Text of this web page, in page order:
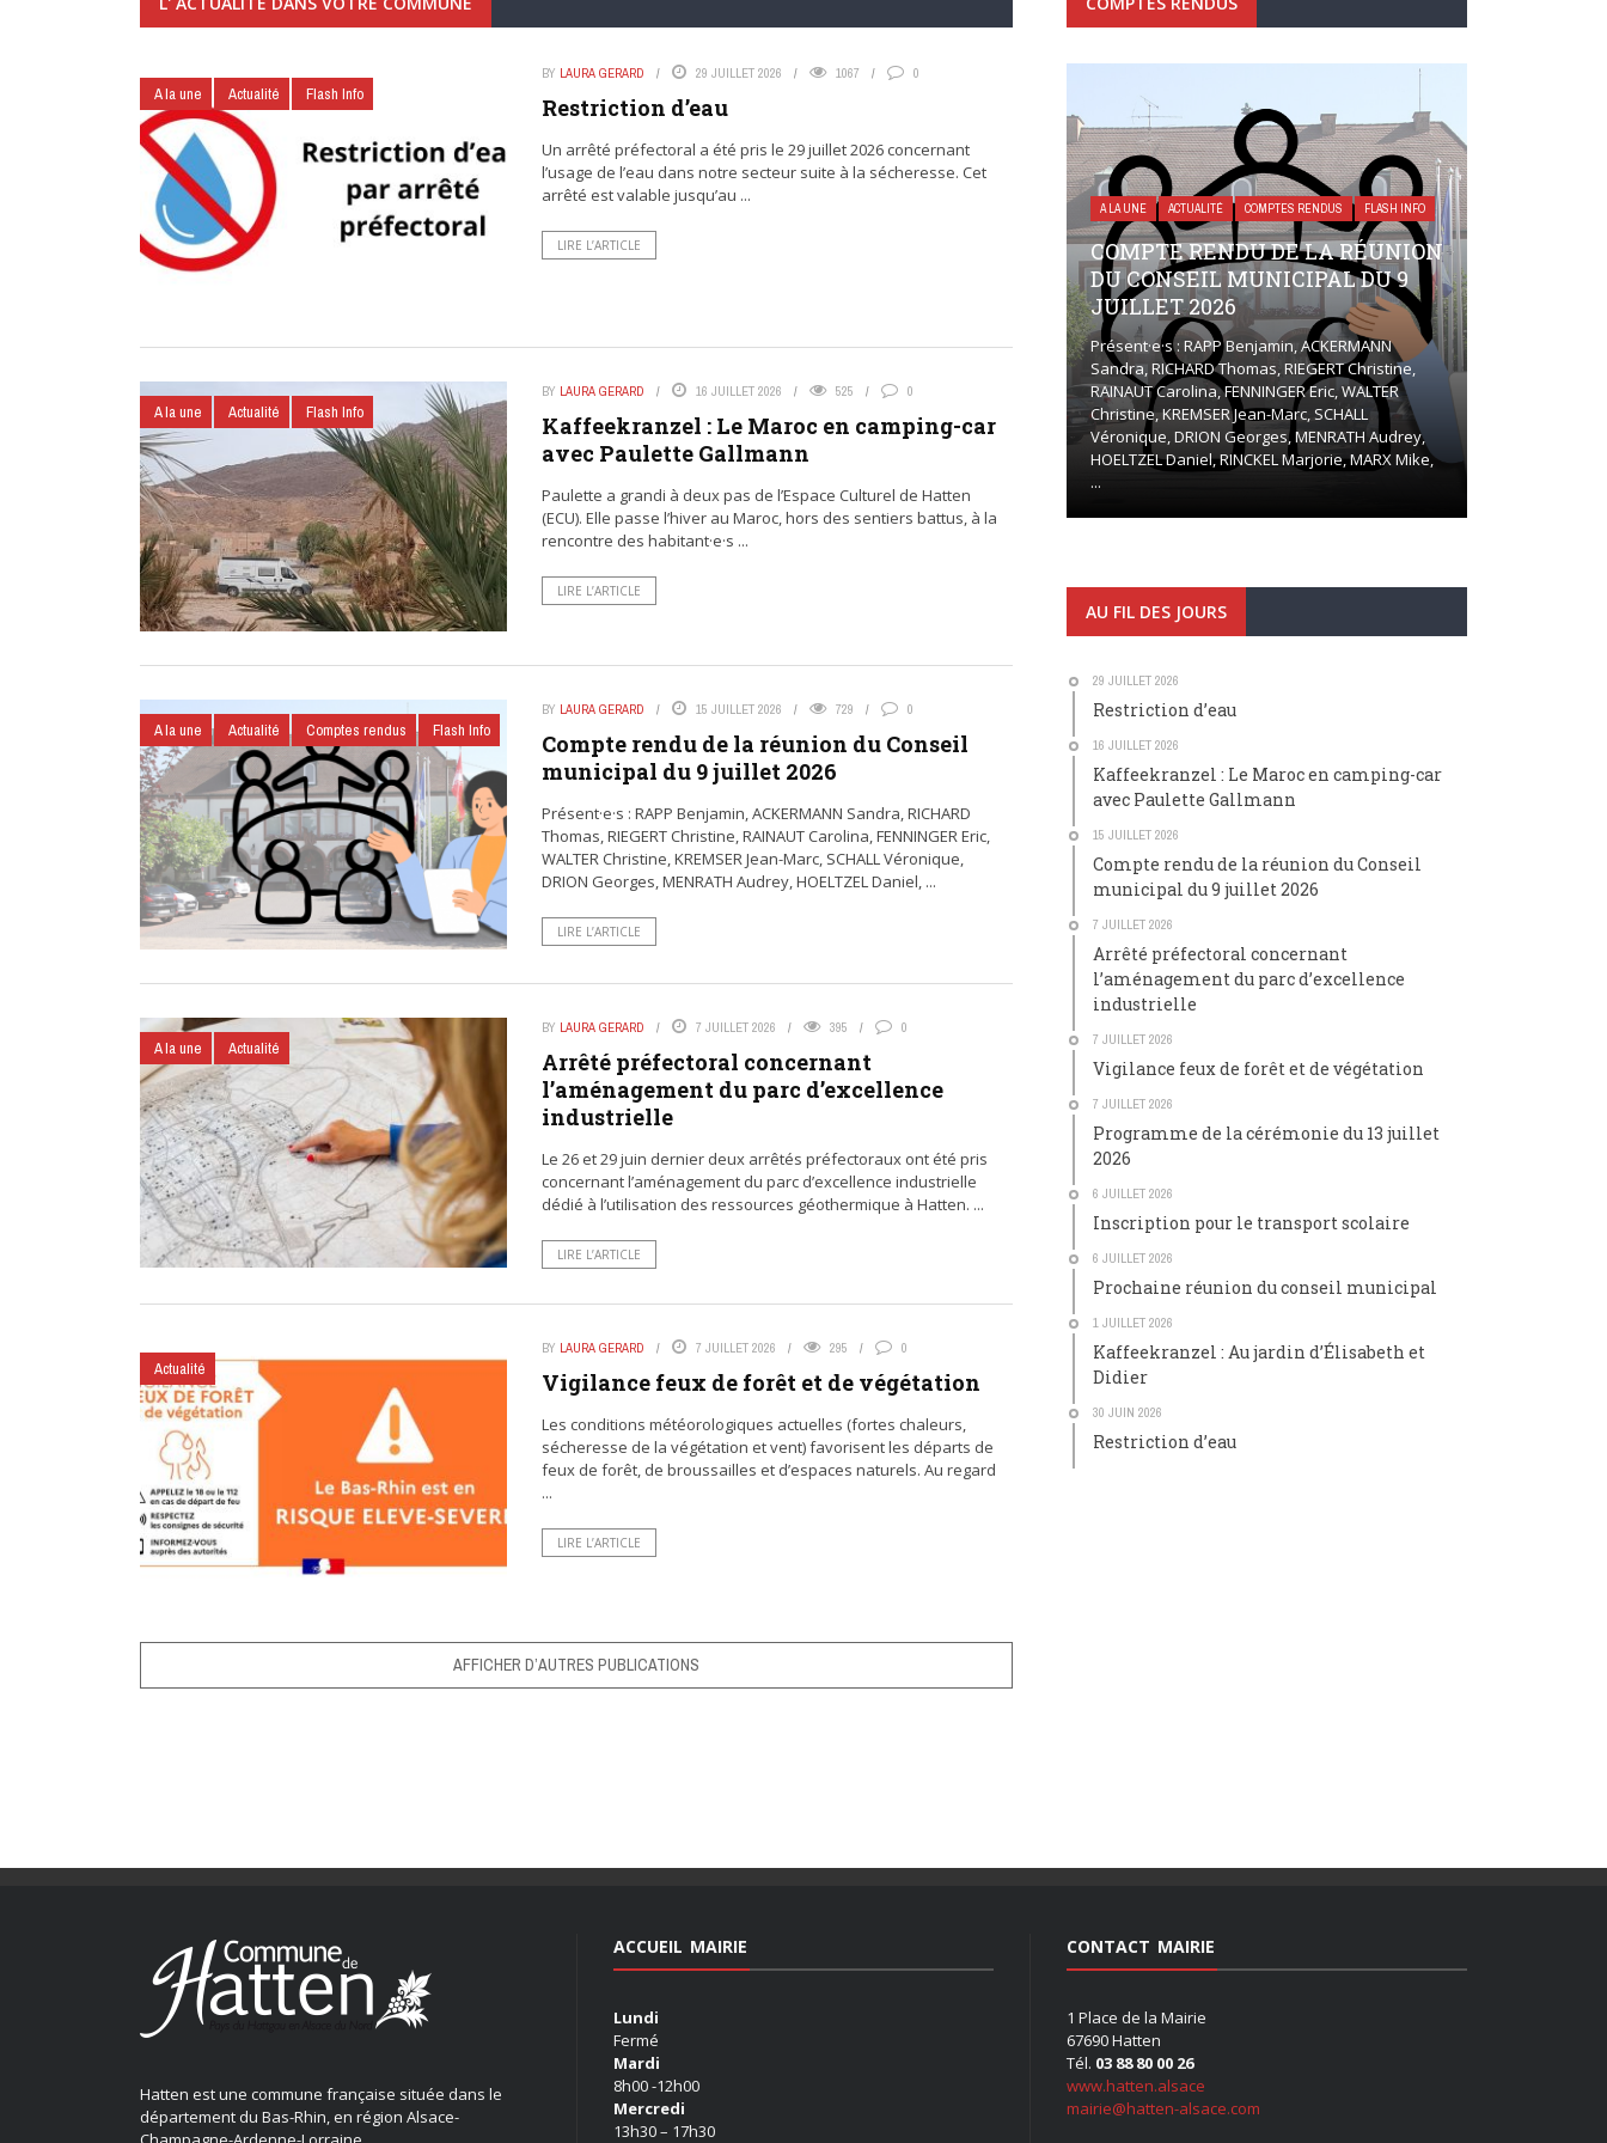
A la une Actualité Flash Info
BY LAURA GERARD 29 JUILLET 2026 1067 0
Restriction d’eau
Un arrêté préfectoral a été pris le 29 juillet 2026 concernant
l’usage de l’eau dans notre secteur suite à la sécheresse. Cet
arrêté est valable jusqu’au ...
LIRE L’ARTICLE
A la une Actualité Flash Info
BY LAURA GERARD 16 JUILLET 2026 525 0
Kaffeekranzel : Le Maroc en camping-car
avec Paulette Gallmann
Paulette a grandi à deux pas de l’Espace Culturel de Hatten
(ECU). Elle passe l’hiver au Maroc, hors des sentiers battus, à la
rencontre des habitant·e·s ...
LIRE L’ARTICLE
A la une Actualité Comptes rendus Flash Info
BY LAURA GERARD 15 JUILLET 2026 729 0
Compte rendu de la réunion du Conseil
municipal du 9 juillet 2026
Présent·e·s : RAPP Benjamin, ACKERMANN Sandra, RICHARD
Thomas, RIEGERT Christine, RAINAUT Carolina, FENNINGER Eric,
WALTER Christine, KREMSER Jean-Marc, SCHALL Véronique,
DRION Georges, MENRATH Audrey, HOELTZEL Daniel, ...
LIRE L’ARTICLE
A la une Actualité
BY LAURA GERARD 7 JUILLET 2026 395 0
Arrêté préfectoral concernant
l’aménagement du parc d’excellence
industrielle
Le 26 et 29 juin dernier deux arrêtés préfectoraux ont été pris
concernant l’aménagement du parc d’excellence industrielle
dédié à l’utilisation des ressources géothermique à Hatten. ...
LIRE L’ARTICLE
Actualité
BY LAURA GERARD 7 JUILLET 2026 295 0
Vigilance feux de forêt et de végétation
Les conditions météorologiques actuelles (fortes chaleurs,
sécheresse de la végétation et vent) favorisent les départs de
feux de forêt, de broussailles et d’espaces naturels. Au regard
...
LIRE L’ARTICLE
AFFICHER D’AUTRES PUBLICATIONS
A LA UNE ACTUALITÉ COMPTES RENDUS FLASH INFO
COMPTE RENDU DE LA RÉUNION
DU CONSEIL MUNICIPAL DU 9
JUILLET 2026
Présent·e·s : RAPP Benjamin, ACKERMANN
Sandra, RICHARD Thomas, RIEGERT Christine,
RAINAUT Carolina, FENNINGER Eric, WALTER
Christine, KREMSER Jean-Marc, SCHALL
Véronique, DRION Georges, MENRATH Audrey,
HOELTZEL Daniel, RINCKEL Marjorie, MARX Mike,
...
AU FIL DES JOURS
29 JUILLET 2026
Restriction d’eau
16 JUILLET 2026
Kaffeekranzel : Le Maroc en camping-car
avec Paulette Gallmann
15 JUILLET 2026
Compte rendu de la réunion du Conseil
municipal du 9 juillet 2026
7 JUILLET 2026
Arrêté préfectoral concernant
l’aménagement du parc d’excellence
industrielle
7 JUILLET 2026
Vigilance feux de forêt et de végétation
7 JUILLET 2026
Programme de la cérémonie du 13 juillet
2026
6 JUILLET 2026
Inscription pour le transport scolaire
6 JUILLET 2026
Prochaine réunion du conseil municipal
1 JUILLET 2026
Kaffeekranzel : Au jardin d’Élisabeth et
Didier
30 JUIN 2026
Restriction d’eau
Hatten est une commune française située dans le
département du Bas-Rhin, en région Alsace-
ACCUEIL MAIRIE
Lundi
Fermé
Mardi
8h00 -12h00
Mercredi
13h30 – 17h30
CONTACT MAIRIE
1 Place de la Mairie
67690 Hatten
Tél. 03 88 80 00 26
www.hatten.alsace
mairie@hatten-alsace.com